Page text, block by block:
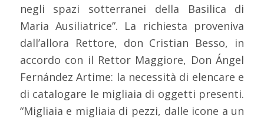
negli spazi sotterranei della Basilica di
Maria Ausiliatrice”. La richiesta proveniva
dall’allora Rettore, don Cristian Besso, in
accordo con il Rettor Maggiore, Don Ángel
Fernández Artime: la necessità di elencare e
di catalogare le migliaia di oggetti presenti.
“Migliaia e migliaia di pezzi, dalle icone a un